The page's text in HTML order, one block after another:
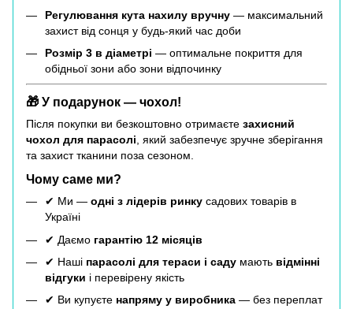
Регулювання кута нахилу вручну — максимальний
захист від сонця у будь-який час доби
Розмір 3 в діаметрі — оптимальне покриття для
обідньої зони або зони відпочинку
🎁 У подарунок — чохол!
Після покупки ви безкоштовно отримаєте захисний
чохол для парасолі , який забезпечує зручне зберігання
та захист тканини поза сезоном.
Чому саме ми?
✔ Ми — одні з лідерів ринку садових товарів в
Україні
✔ Даємо гарантію 12 місяців
✔ Наші парасолі для тераси і саду мають відмінні
відгуки і перевірену якість
✔ Ви купуєте напряму у виробника — без переплат